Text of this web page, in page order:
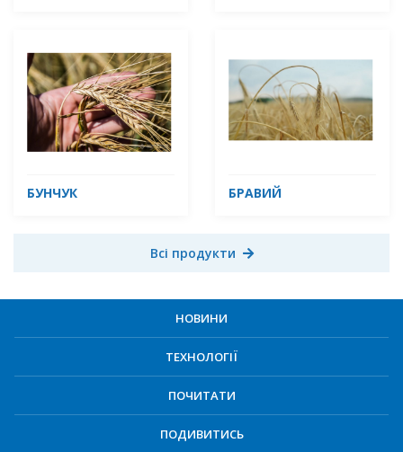
БУНЧУК БРАВИЙ
Всі продукти
НОВИНИ
ТЕХНОЛОГІЇ
ПОЧИТАТИ
ПОДИВИТИСЬ